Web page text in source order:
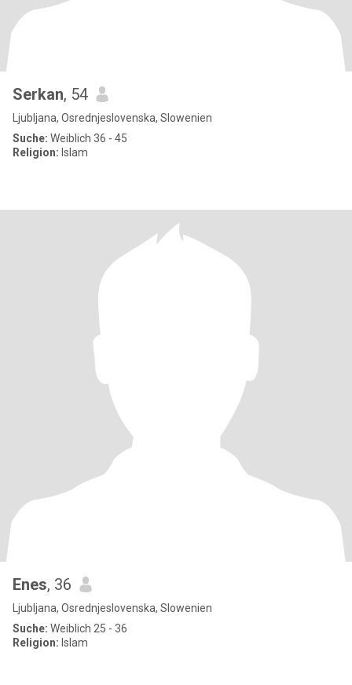
Serkan, 54
Ljubljana, Osrednjeslovenska, Slowenien
Suche: Weiblich 36 - 45
Religion: Islam
Enes, 36
Ljubljana, Osrednjeslovenska, Slowenien
Suche: Weiblich 25 - 36
Religion: Islam